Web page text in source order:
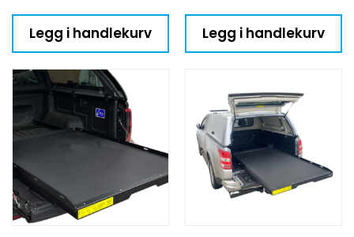
Legg i handlekurv Legg i handlekurv